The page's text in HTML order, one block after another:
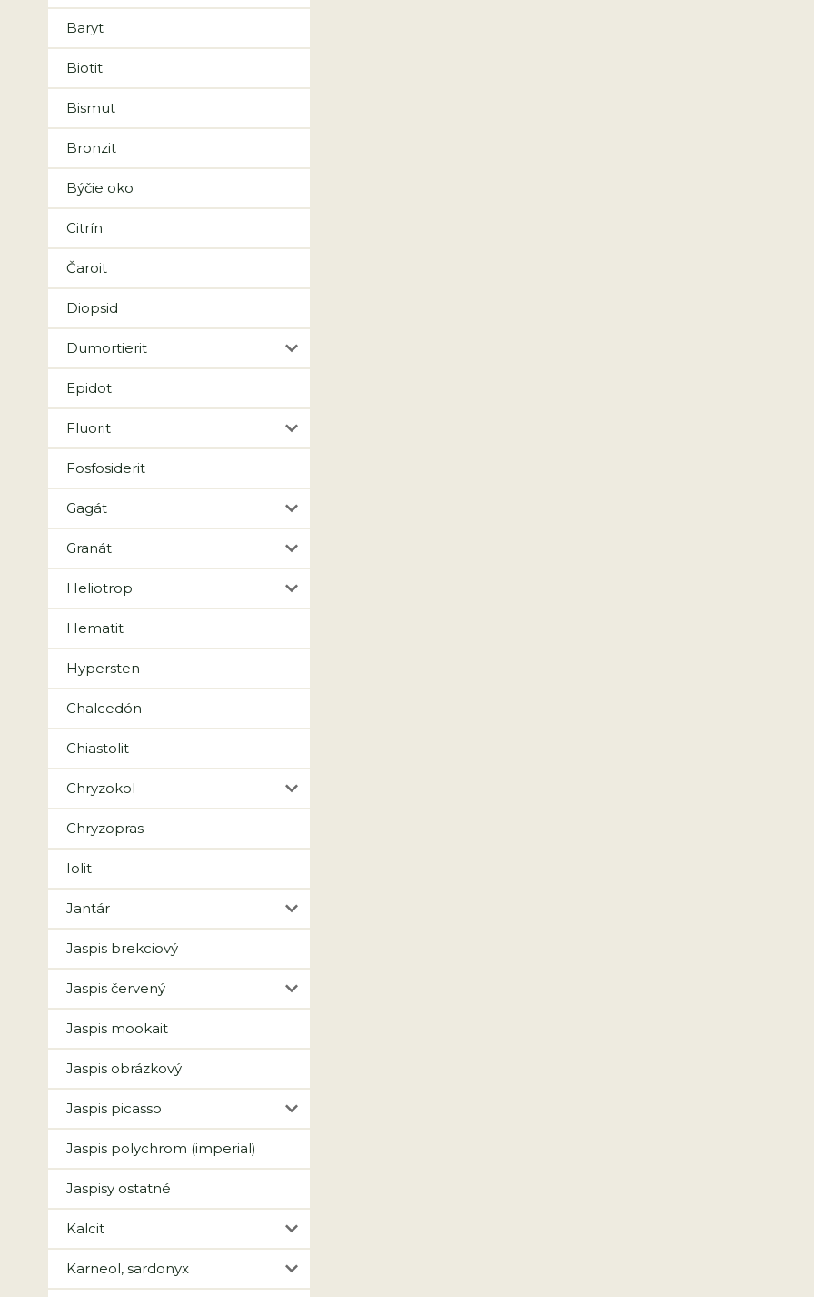
Baryt
Biotit
Bismut
Bronzit
Býčie oko
Citrín
Čaroit
Diopsid
Dumortierit
Epidot
Fluorit
Fosfosiderit
Gagát
Granát
Heliotrop
Hematit
Hypersten
Chalcedón
Chiastolit
Chryzokol
Chryzopras
Iolit
Jantár
Jaspis brekciový
Jaspis červený
Jaspis mookait
Jaspis obrázkový
Jaspis picasso
Jaspis polychrom (imperial)
Jaspisy ostatné
Kalcit
Karneol, sardonyx